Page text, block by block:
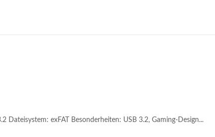
Dateisystem: exFAT Besonderheiten: USB 3.2, Gaming-Design...